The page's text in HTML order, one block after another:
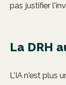
pas justifier
La DRH
L'IA n'est plus